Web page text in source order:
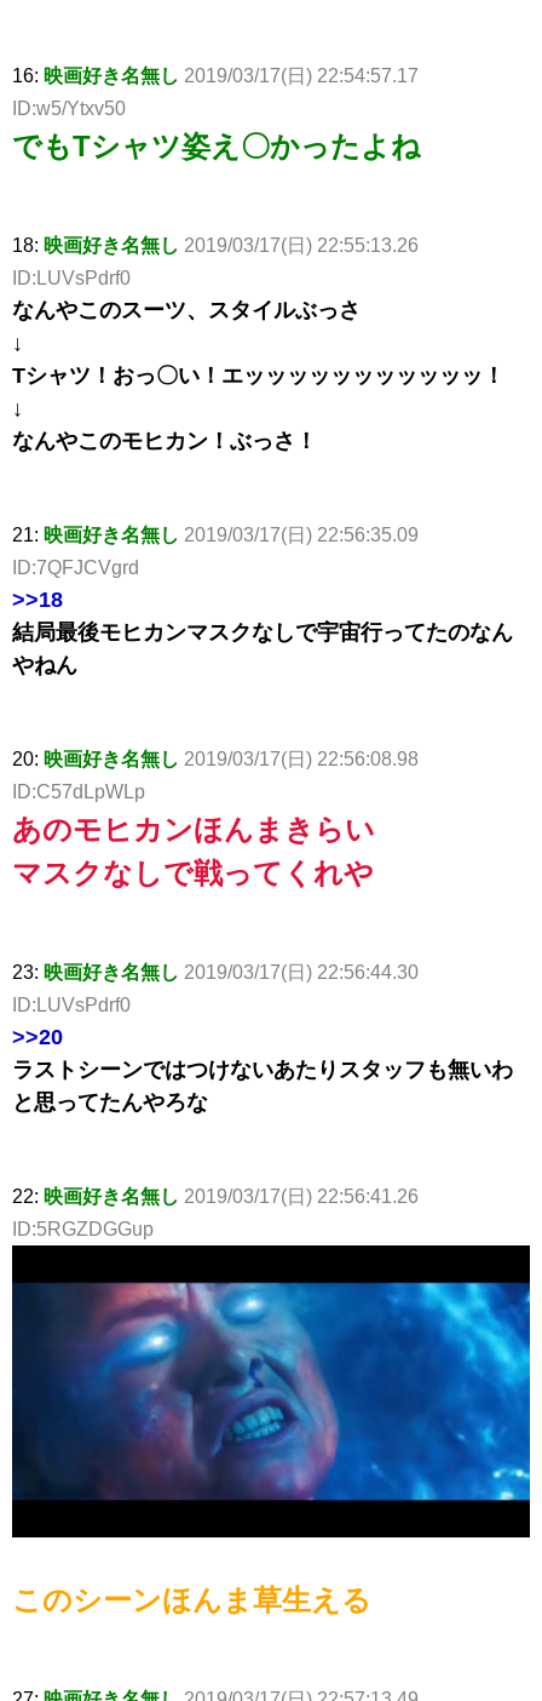
16: 映画好き名無し 2019/03/17(日) 22:54:57.17
ID:w5/Ytxv50
でもTシャツ姿え〇かったよね
18: 映画好き名無し 2019/03/17(日) 22:55:13.26
ID:LUVsPdrf0
なんやこのスーツ、スタイルぶっさ
↓
Tシャツ！おっ〇い！エッッッッッッッッッッッ！
↓
なんやこのモヒカン！ぶっさ！
21: 映画好き名無し 2019/03/17(日) 22:56:35.09
ID:7QFJCVgrd
>>18
結局最後モヒカンマスクなしで宇宙行ってたのなん
やねん
20: 映画好き名無し 2019/03/17(日) 22:56:08.98
ID:C57dLpWLp
あのモヒカンほんまきらい
マスクなしで戦ってくれや
23: 映画好き名無し 2019/03/17(日) 22:56:44.30
ID:LUVsPdrf0
>>20
ラストシーンではつけないあたりスタッフも無いわ
と思ってたんやろな
22: 映画好き名無し 2019/03/17(日) 22:56:41.26
ID:5RGZDGGup
このシーンほんま草生える